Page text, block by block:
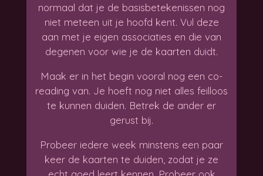
normaal dat je de basisbetekenissen nog
niet meteen uit je hoofd kent. Vul deze
aan met je eigen associaties en die van
degenen voor wie je de kaarten duidt.
Maak er in het begin vooral nog een co-
reading van. Je hoeft nog niet alles feilloos
te kunnen duiden. Betrek de ander er
gerust bij.
Probeer iedere week minstens een paar
keer de kaarten te duiden, zodat je ze